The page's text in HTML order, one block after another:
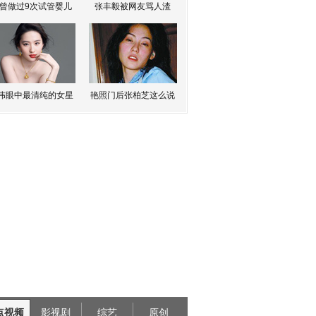
做过9次试管婴儿 张丰毅被网友骂人渣
眼中最清纯的女星 艳照门后张柏芝这么说
视频 影视剧 综艺 原创